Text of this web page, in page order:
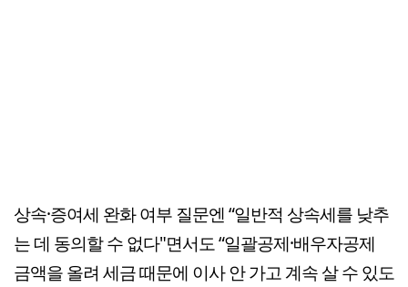
상속·증여세 완화 여부 질문엔 “일반적 상속세를 낮추
는 데 동의할 수 없다"면서도 “일괄공제·배우자공제
금액을 올려 세금 때문에 이사 안 가고 계속 살 수 있도